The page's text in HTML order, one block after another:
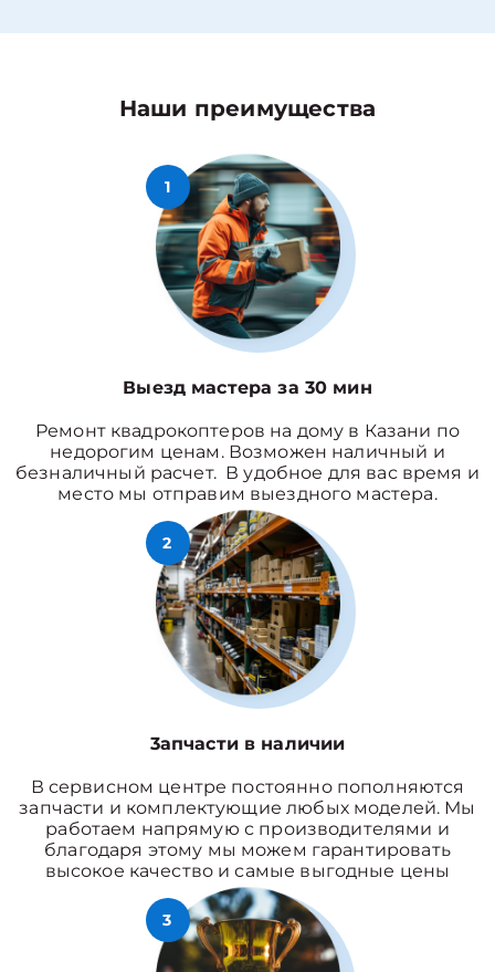
Наши преимущества
1
Выезд мастера за 30 мин
Ремонт квадрокоптеров на дому в Казани по
недорогим ценам. Возможен наличный и
безналичный расчет. В удобное для вас время и
место мы отправим выездного мастера.
2
3апчасти в наличии
В сервисном центре постоянно пополняются
запчасти и комплектующие любых моделей. Мы
работаем напрямую с производителями и
благодаря этому мы можем гарантировать
высокое качество и самые выгодные цены
3